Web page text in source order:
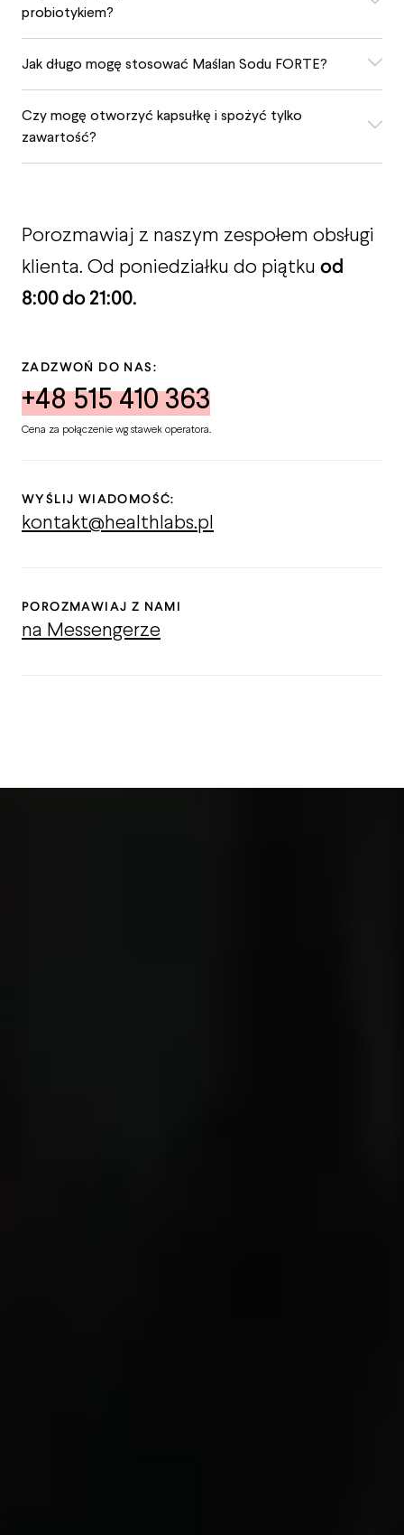
probiotykiem?
Jak długo mogę stosować Maślan Sodu FORTE?
Czy mogę otworzyć kapsułkę i spożyć tylko
zawartość?
Porozmawiaj z naszym zespołem obsługi
klienta. Od poniedziałku do piątku od
8:00 do 21:00.
ZADZWOŃ DO NAS:
+48 515 410 363
Cena za połączenie wg stawek operatora.
WYŚLIJ WIADOMOŚĆ:
kontakt@healthlabs.pl
POROZMAWIAJ Z NAMI
na Messengerze